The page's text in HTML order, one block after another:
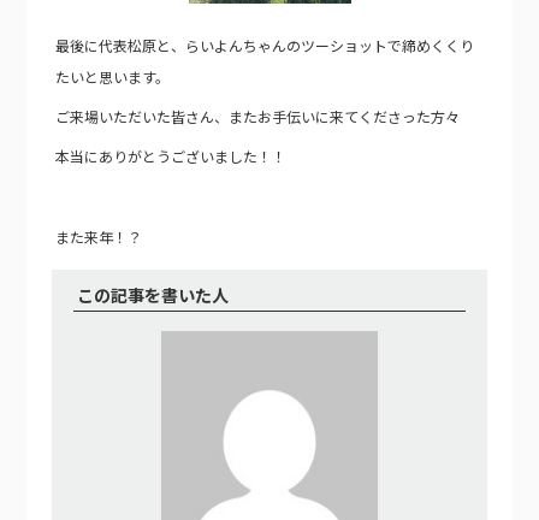
最後に代表松原と、らいよんちゃんのツーショットで締めくくり
たいと思います。
ご来場いただいた皆さん、またお手伝いに来てくださった方々
本当にありがとうございました！！
また来年！？
この記事を書いた人